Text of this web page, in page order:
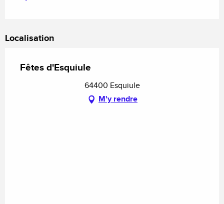
Localisation
Fêtes d'Esquiule
64400 Esquiule
M'y rendre